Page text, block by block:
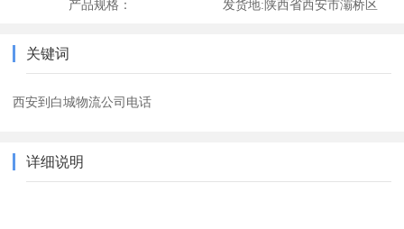
产品规格： 发货地:陕西省西安市灞桥区
关键词
西安到白城物流公司电话
详细说明